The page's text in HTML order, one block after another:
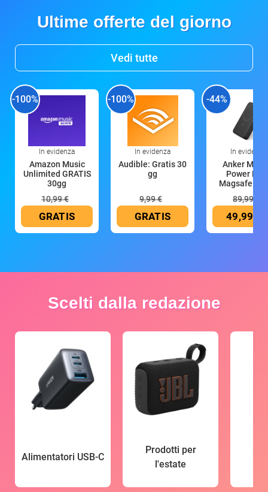
Ultime offerte del giorno
Vedi tutte
-100%
In evidenza
Amazon Music
Unlimited GRATIS
30gg
10,99 €
GRATIS
-100%
In evidenza
Audible: Gratis 30
gg
9,99 €
GRATIS
-44%
In evidenza
Anker
Power
Magsafe
89,99 €
49,99 €
Scelti dalla redazione
Alimentatori USB-C
Prodotti per
l'estate